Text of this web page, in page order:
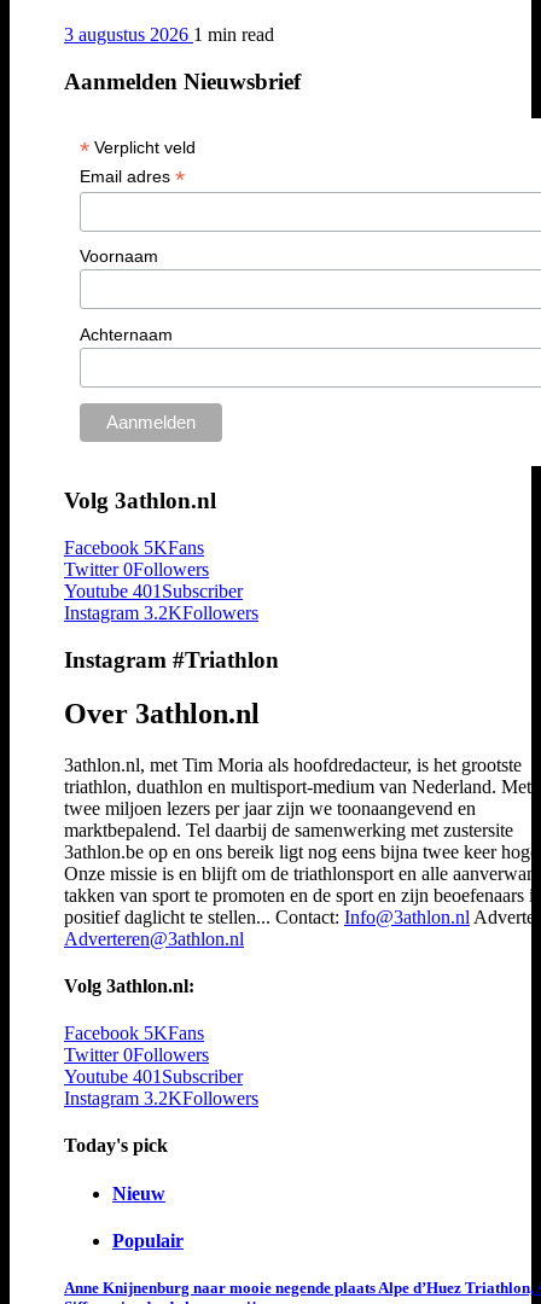
3 augustus 2026 1 min read
Aanmelden Nieuwsbrief
*Verplicht veld
Email adres *
Voornaam
Achternaam
Volg 3athlon.nl
Facebook 5KFans
Twitter 0Followers
Youtube 401 Subscriber
Instagram 3.2KFollowers
Instagram #Triathlon
Over 3athlon.nl
3athlon.nl, met Tim Moria als hoofdredacteur, is het grootste
triathlon, duathlon en multisport-medium van Nederland. Met
twee miljoen lezers per jaar zijn we toonaangevend en
marktbepalend. Tel daarbij de samenwerking met zustersite
3athlon.be op en ons bereik ligt nog eens bijna twee keer
Onze missie is en blijft om de triathlonsport en alle
takken van sport te promoten en de sport en zijn beoefenaars
positief daglicht te stellen... Contact: Info@3athlon.nl
Adverteren@3athlon.nl
Volg 3athlon.nl:
Facebook 5KFans
Twitter 0Followers
Youtube 401 Subscriber
Instagram 3.2KFollowers
Today's pick
Nieuw
Populair
Anne Knijnenburg naar mooie negende plaats Alpe d’Huez Triathlon,